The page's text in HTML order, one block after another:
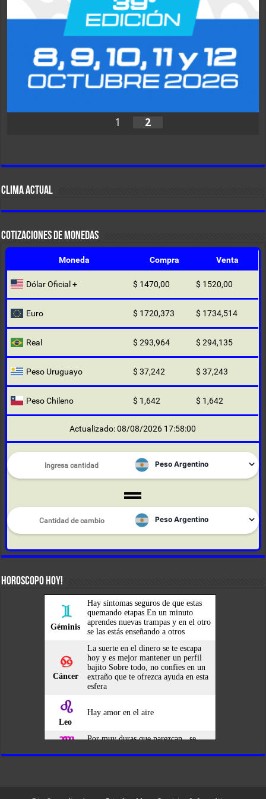
1 2
CLIMA ACTUAL
COTIZACIONES DE MONEDAS
Moneda Compra Venta
Dólar Oficial + $ 1470,00 $ 1520,00
Euro $ 1720,373 $ 1734,514
Real $ 293,964 $ 294,135
Peso Uruguayo $ 37,242 $ 37,243
Peso Chileno $ 1,642 $ 1,642
Actualizado: 08/08/2026 17:58:00
HOROSCOPO HOY!